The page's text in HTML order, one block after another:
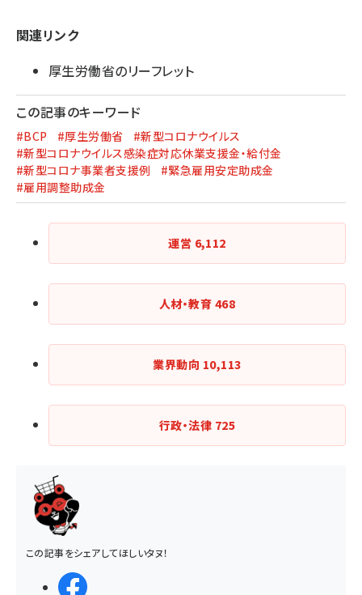
関連リンク
厚生労働省のリーフレット
この記事のキーワード
#BCP #厚生労働省
#新型コロナウイルス
#新型コロナウイルス感染症対応休業支援金・給付金
#新型コロナ事業者支援例
#緊急雇用安定助成金
#雇用調整助成金
運営 6,112
人材・教育 468
業界動向 10,113
行政・法律 725
この記事をシェアしてほしいタヌ！